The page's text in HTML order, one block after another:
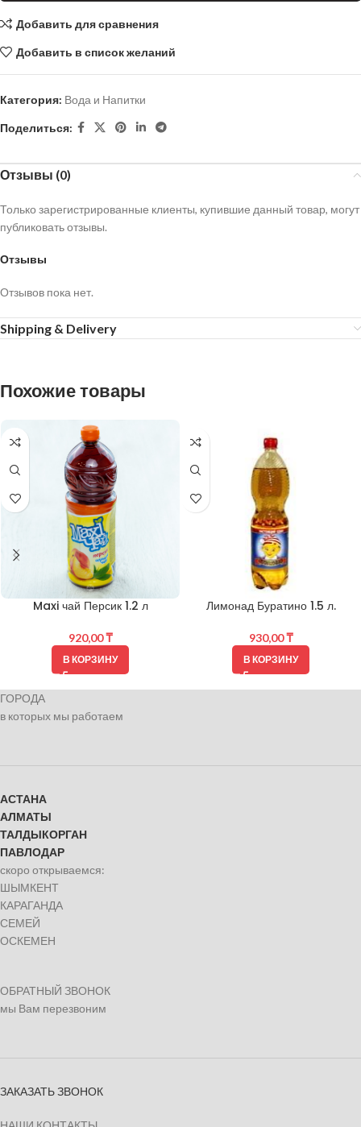
Добавить для сравнения
Добавить в список желаний
Категория: Вода и Напитки
Поделиться:
Отзывы (0)
Отзывы
Отзывов пока нет.
Только зарегистрированные клиенты, купившие данный товар, могут
публиковать отзывы.
Shipping & Delivery
Похожие товары
Maxi чай Персик 1.2 л
920,00₸
В КОРЗИНУ
Лимонад Буратино 1.5 л.
930,00₸
В КОРЗИНУ
ГОРОДА
в которых мы работаем
АСТАНА
АЛМАТЫ
ТАЛДЫКОРГАН
ПАВЛОДАР
скоро открываемся:
ШЫМКЕНТ
КАРАГАНДА
СЕМЕЙ
ОСКЕМЕН
ОБРАТНЫЙ ЗВОНОК
мы Вам перезвоним
ЗАКАЗАТЬ ЗВОНОК